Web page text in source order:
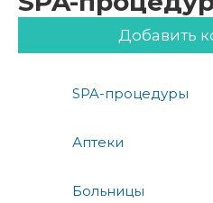
Добавить
SPA-процедуры
Аптеки
Больницы